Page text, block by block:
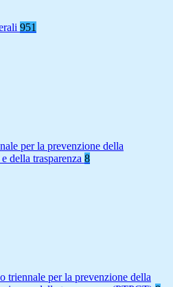
951
per la prevenzione della
della trasparenza 8
triennale per la prevenzione della